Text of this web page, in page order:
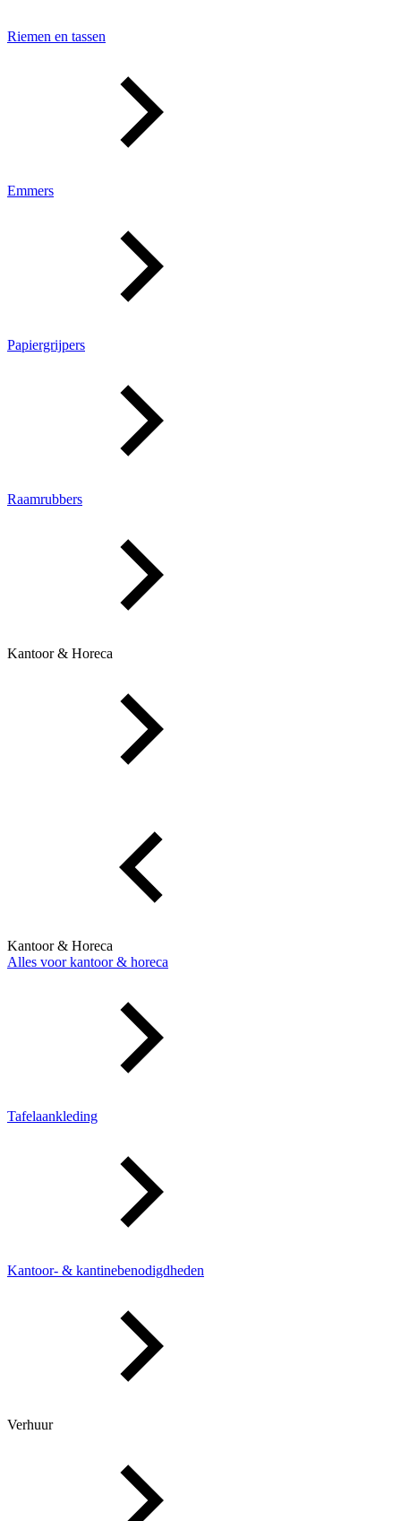
Riemen en tassen
Emmers
Papiergrijpers
Raamrubbers
Kantoor & Horeca
Kantoor & Horeca
Alles voor kantoor & horeca
Tafelaankleding
Kantoor- & kantinebenodigdheden
Verhuur